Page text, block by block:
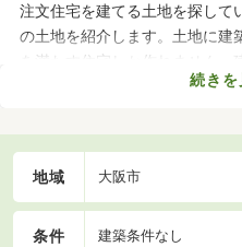
注文住宅を建てる土地を探して
の土地を紹介します。土地に建
を満たす住宅しか作れません。
ば、自由度の高い注文住宅を建
境をチェックして、好みの場所
続きを
地域 大阪市
条件 建築条件なし